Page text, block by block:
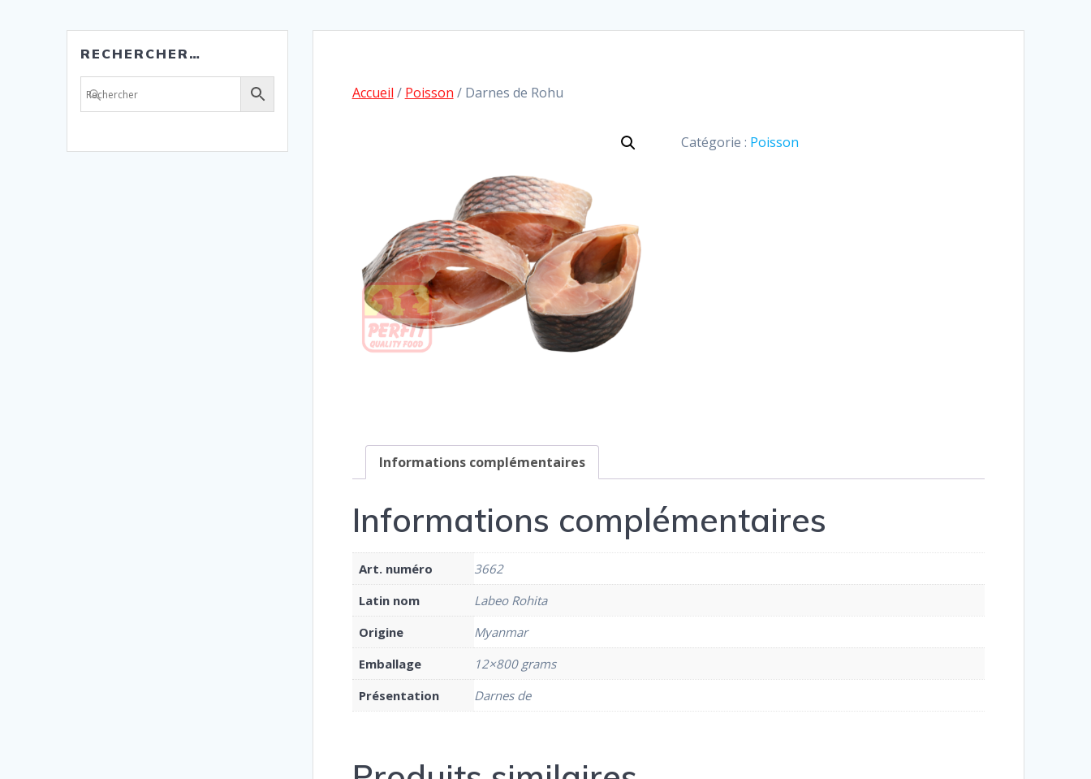
RECHERCHER…
Accueil / Poisson / Darnes de Rohu
Catégorie : Poisson
Informations complémentaires
Informations complémentaires
Art. numéro
3662
Latin nom
Labeo Rohita
Origine
Myanmar
Emballage
12×800 grams
Présentation
Darnes de